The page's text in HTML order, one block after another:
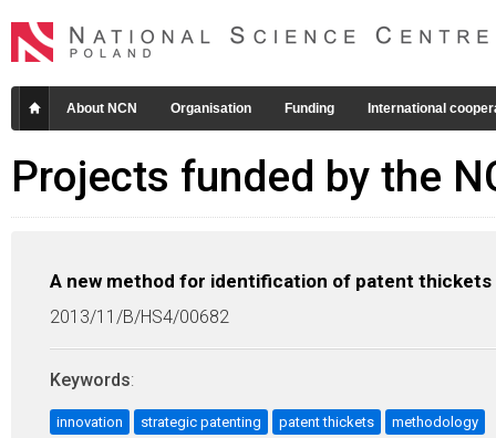
About NCN Organisation Funding International
Projects funded by the
A new method for identification of patent thickets
2013/11/B/HS4/00682
Keywords:
innovation strategic patenting patent thickets methodology